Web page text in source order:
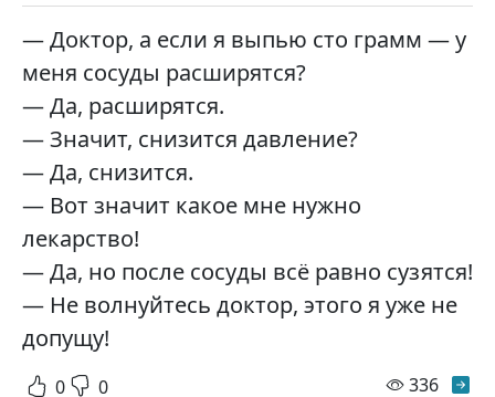
— Доктор, а если я выпью сто грамм — у
меня сосуды расширятся?
— Да, расширятся.
— Значит, снизится давление?
— Да, снизится.
— Вот значит какое мне нужно
лекарство!
— Да, но после сосуды всё равно сузятся!
— Не волнуйтесь доктор, этого я уже не
допущу!
0 0 336